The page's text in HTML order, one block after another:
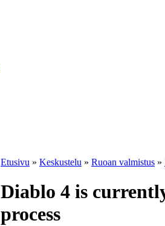
Etusivu » Keskustelu » Ruoan valmistus »
Diablo 4 is
process